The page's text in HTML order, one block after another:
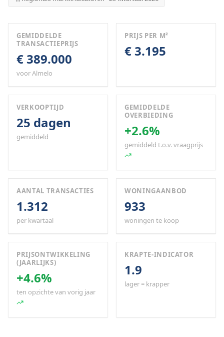
GEMIDDELDE
TRANSACTIEPRIJS
€ 389.000
voor Almelo
PRIJS PER M²
€ 3.195
VERKOOPTIJD
25 dagen
gemiddeld
GEMIDDELDE
OVERBIEDING
+2.6%
gemiddeld t.o.v. vraagprijs
AANTAL TRANSACTIES
1.312
per kwartaal
WONINGAANBOD
933
woningen te koop
PRIJSONTWIKKELING
(JAARLIJKS)
+4.6%
ten opzichte van vorig jaar
KRAPTE-INDICATOR
1.9
lager = krapper